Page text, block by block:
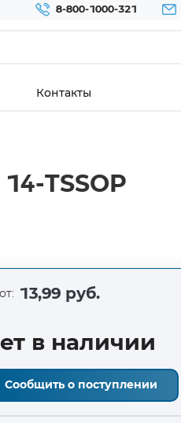
8-800-1000-321
Контакты
TSSOP
13,99 руб.
в наличии
Сообщить о поступлении